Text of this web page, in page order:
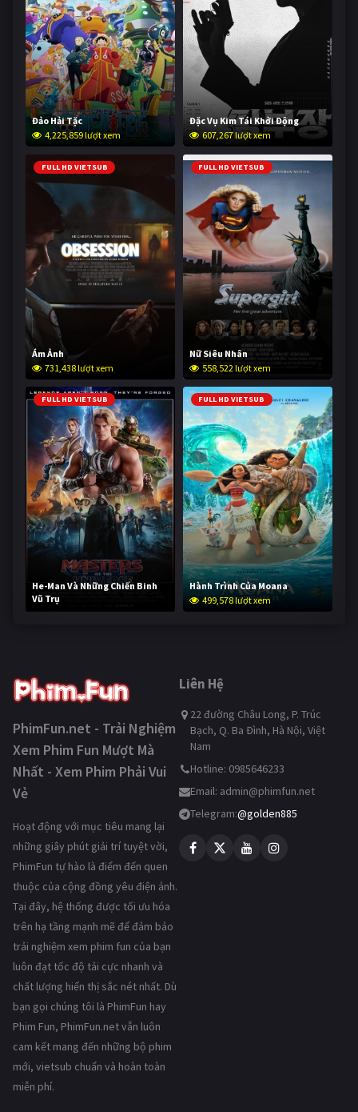
Đảo Hải Tặc
4,225,859 lượt xem
Đặc Vụ Kim Tái Khởi Động
607,267 lượt xem
FULL HD VIETSUB
Ám Ảnh
731,438 lượt xem
FULL HD VIETSUB
Nữ Siêu Nhân
558,522 lượt xem
FULL HD VIETSUB
He-Man Và Những Chiến Binh
Vũ Trụ
249,011 lượt xem
FULL HD VIETSUB
Hành Trình Của Moana
499,578 lượt xem
PhimFun.net - Trải Nghiệm
Xem Phim Fun Mượt Mà
Nhất - Xem Phim Phải Vui
Vẻ
Hoạt động với mục tiêu mang lại
những giây phút giải trí tuyệt vời,
PhimFun tự hào là điểm đến quen
thuộc của cộng đồng yêu điện ảnh.
Tại đây, hệ thống được tối ưu hóa
trên hạ tầng mạnh mẽ để đảm bảo
trải nghiệm xem phim fun của bạn
luôn đạt tốc độ tải cực nhanh và
chất lượng hiển thị sắc nét nhất. Dù
bạn gọi chúng tôi là PhimFun hay
Phim Fun, PhimFun.net vẫn luôn
cam kết mang đến những bộ phim
mới, vietsub chuẩn và hoàn toàn
miễn phí.
Liên Hệ
22 đường Châu Long, P. Trúc
Bạch, Q. Ba Đình, Hà Nội, Việt
Nam
Hotline: 0985646233
Email: admin@phimfun.net
Telegram:@golden885